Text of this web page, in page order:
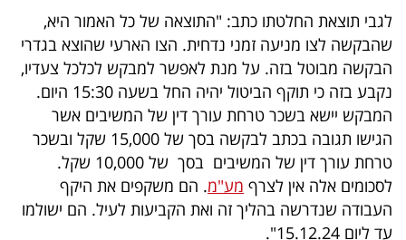
שיתופי
פעולה
דרושים
ניוזלטרים
לגבי תוצאת החלטתו כתב: "התוצאה של כל האמור היא,
שהבקשה לצו מניעה זמני נדחית. הצו הארעי שהוצא בגדרי
הבקשה מבוטל בזה. על מנת לאפשר למבקש לכלכל צעדיו,
נקבע בזה כי תוקף הביטול יהיה החל בשעה 15:30 היום.
המבקש יישא בשכר טרחת עורך דין של המשיבים אשר
הגישו תגובה בכתב לבקשה בסך של 15,000 שקל ובשכר
טרחת עורך דין של המשיבים בסך של 10,000 שקל.
לסכומים אלה אין לצרף מע"מ. הם משקפים את היקף
העבודה שנדרשה בהליך זה ואת הקביעות לעיל. הם ישולמו
עד ליום 15.12.24".